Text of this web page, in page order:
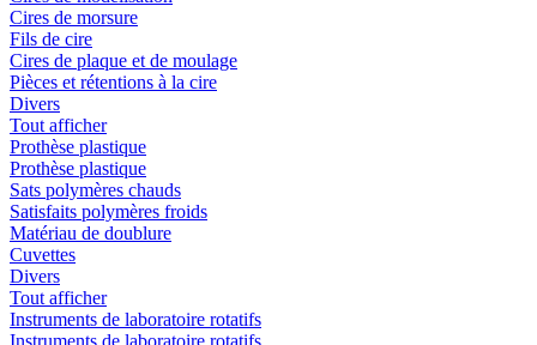
Cires de morsure
Fils de cire
Cires de plaque et de moulage
Pièces et rétentions à la cire
Divers
Tout afficher
Prothèse plastique
Prothèse plastique
Sats polymères chauds
Satisfaits polymères froids
Matériau de doublure
Cuvettes
Divers
Tout afficher
Instruments de laboratoire rotatifs
Instruments de laboratoire rotatifs